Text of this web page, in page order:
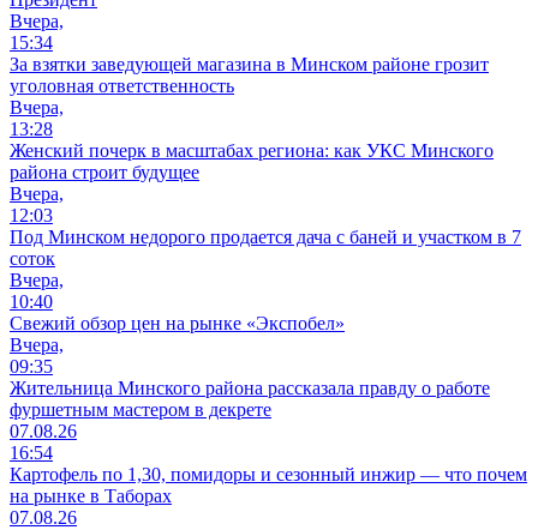
Вчера,
15:34
За взятки заведующей магазина в Минском районе грозит
уголовная ответственность
Вчера,
13:28
Женский почерк в масштабах региона: как УКС Минского
района строит будущее
Вчера,
12:03
Под Минском недорого продается дача с баней и участком в 7
соток
Вчера,
10:40
Свежий обзор цен на рынке «Экспобел»
Вчера,
09:35
Жительница Минского района рассказала правду о работе
фуршетным мастером в декрете
07.08.26
16:54
Картофель по 1,30, помидоры и сезонный инжир — что почем
на рынке в Таборах
07.08.26